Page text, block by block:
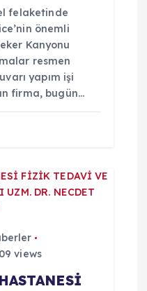
felaketinde
önemli
Kanyonu
resmen
yapım işi
firma, bugün…
views